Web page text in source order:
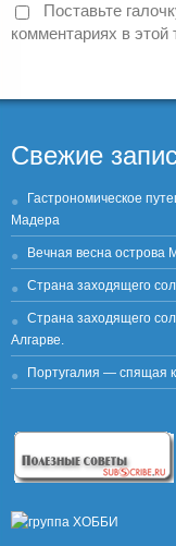
Поставьте
комментариях в этой
Свежие
Гастрономическое
Мадера
Вечная весна острова
Страна заходящего
Страна заходящего
Алгарве.
Португалия — спящая